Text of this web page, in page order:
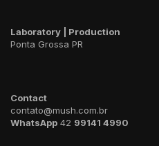
Laboratory | Production
Ponta Grossa PR
Contact
contato@mush.com.br
WhatsApp 42 99141 4990